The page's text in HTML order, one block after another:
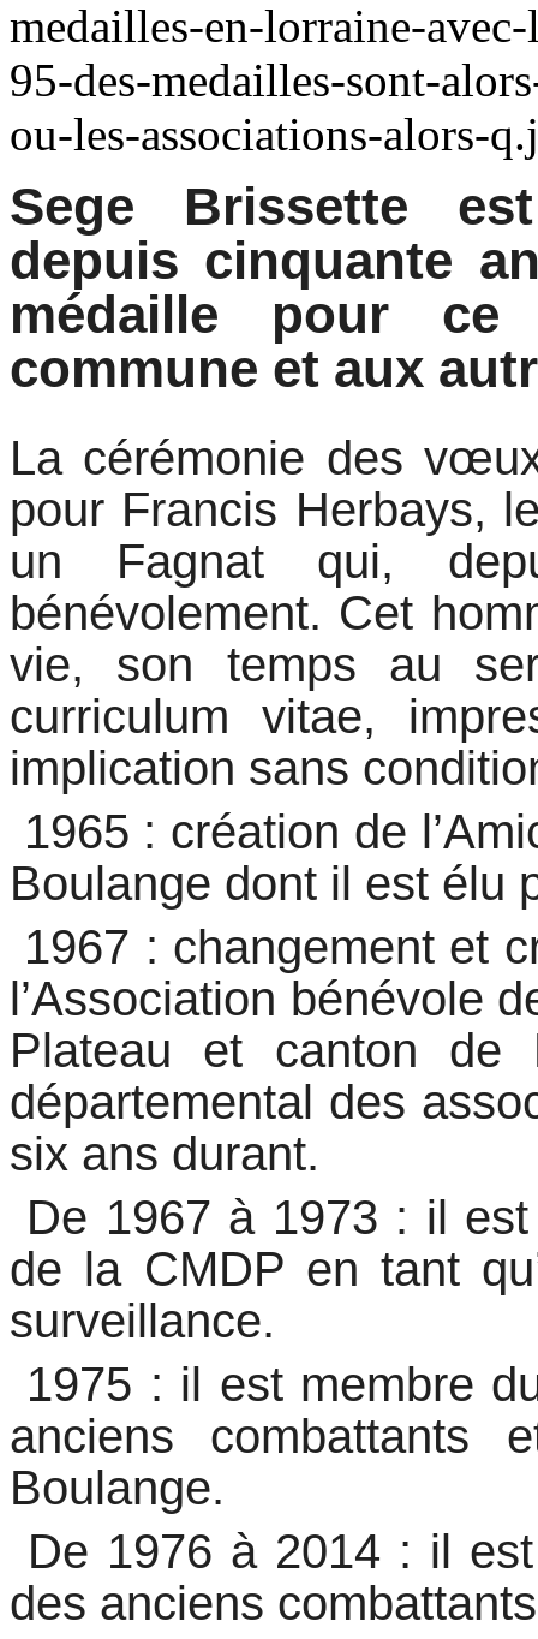
Sege Brissette
depuis cinquante
médaille pour
commune et aux
La cérémonie des
pour Francis Herbays,
un Fagnat qui,
bénévolement. Cet
vie, son temps au
curriculum vitae,
implication sans
 1965 : création de
Boulange dont il est élu
 1967 : changement et
l’Association bénévole
Plateau et canton de
départemental des
six ans durant.
 De 1967 à 1973 : il
de la CMDP en tant
surveillance.
 1975 : il est membre
anciens combattants
Boulange.
 De 1976 à 2014 : il
des anciens